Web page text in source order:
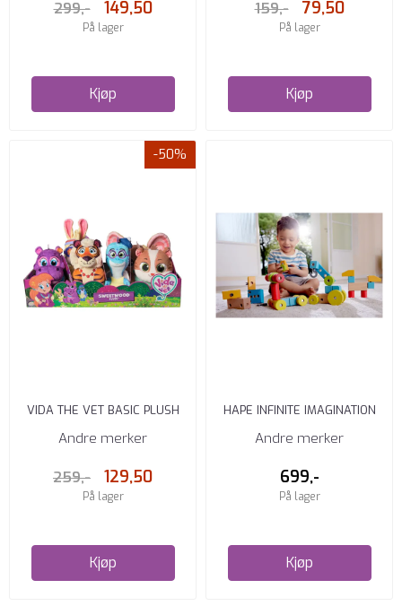
299,- 149,50
På lager
Kjøp
159,- 79,50
På lager
Kjøp
-50%
VIDA THE VET BASIC PLUSH
Andre merker
259,- 129,50
På lager
Kjøp
HAPE INFINITE IMAGINATION
BUILDING BLOCKS
Andre merker
699,-
På lager
Kjøp